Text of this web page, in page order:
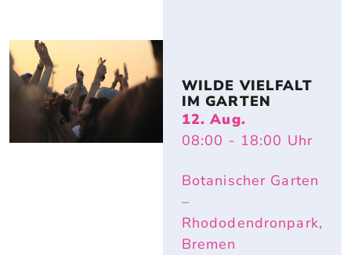
WILDE VIELFALT
IM GARTEN
12. Aug.
08:00 - 18:00 Uhr
Botanischer Garten
–
Rhododendronpark,
Bremen